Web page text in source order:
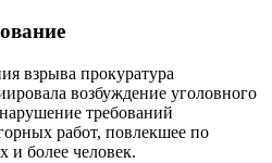
взрыва прокуратура
возбуждение уголовного
требований
работ, повлекшее по
и более человек.